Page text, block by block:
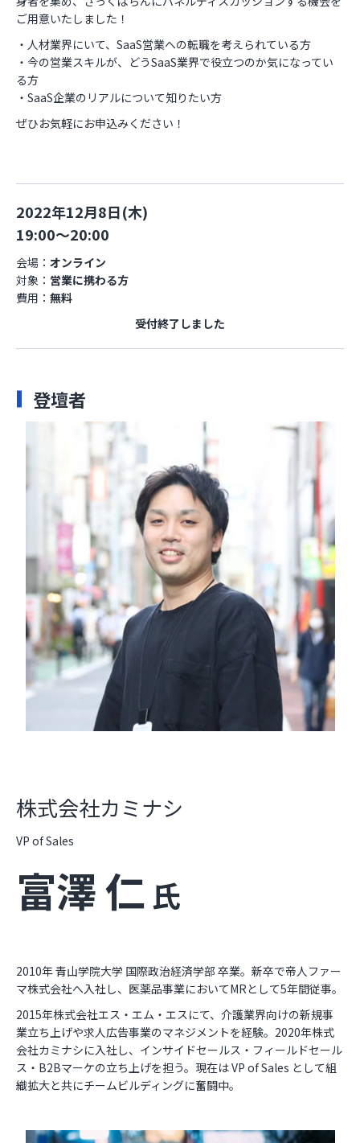
ご用意いたしました！
・人材業界にいて、SaaS営業への転職を考えられている方
・今の営業スキルが、どうSaaS業界で役立つのか気になってい
る方
・SaaS企業のリアルについて知りたい方
ぜひお気軽にお申込みください！
2022年12月8日(木)
19:00～20:00
会場： オンライン
対象： 営業に携わる方
費用： 無料
受付終了しました
登壇者
株式会社カミナシ
VP of Sales
富澤 仁氏
2010年 青山学院大学 国際政治経済学部 卒業。新卒で帝人ファー
マ株式会社へ入社し、医薬品事業においてMRとして5年間従事。
2015年株式会社エス・エム・エスにて、介護業界向けの新規事
業立ち上げや求人広告事業のマネジメントを経験。2020年株式
会社カミナシに入社し、インサイドセールス・フィールドセール
ス・B2Bマーケの立ち上げを担う。現在は VP of Sales として組
織拡大と共にチームビルディングに奮闘中。